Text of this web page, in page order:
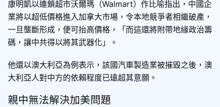
康明凱以連鎖超市沃爾瑪（Walmart）作比喻指出，中國企
業將以超低價格進入加拿大市場，令本地競爭者相繼破產，
一旦壟斷形成，便可抬高價格，「而這還將附帶地緣政治籌
碼，讓中共得以將其武器化」。
他還以澳大利亞為例表示，該國汽車製造業被摧毀之後，澳
大利亞人對中方的依賴程度已遠超其意願。
親中無法解決加美問題